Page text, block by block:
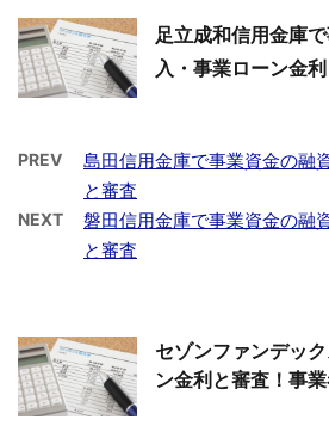
足立成和信用金庫
入・事業ローン金
PREV
島田信用金庫で事業資金の融
と審査
NEXT
磐田信用金庫で事業資金の融
と審査
セゾンファンデッ
ン金利と審査！事